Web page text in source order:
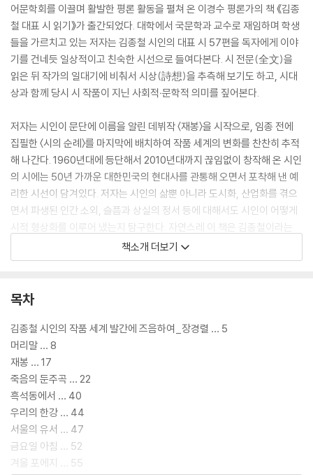
어문학회를 이끌며 활발한 평론 활동을 펼쳐 온 이경수 평론가의 책 《김종
철 대표 시 읽기》가 출간되었다. 대학에서 국문학과 교수로 재임하며 학생
들을 가르치고 있는 저자는 김종철 시인의 대표 시 57편을 독자에게 이야
기를 건네듯 일상적이고 친숙한 시선으로 들여다본다. 시 전문(全文)을
읽은 뒤 작가의 일대기에 비춰서 시상(詩想)을 추측해 보기도 하고, 시대
상과 함께 당시 시 작품이 지닌 사회적‧문학적 의미를 짚어본다.
저자는 시인이 문단에 이름을 알린 데뷔작 〈재봉〉을 시작으로, 임종 전에
집필한 〈시의 순례〉를 마지막에 배치하여 작품 세계의 변화를 찬찬히 추적
해 나간다. 1960년대에 등단해서 2010년대까지 끊임없이 창작해 온 시인
의 시에는 50년 가까운 대한민국의 현대사를 관통해 오면서 포착해 낸 예
리한 시선이 담겨있다. 저자는 시인의 삶뿐 아니라 도시화, 산업화를 겪으
면서 파생된 인간 소외, 슬픔과 상실의 정서 등에 대해서도 시인이 어떻게
시적 형상화를 이루어 냈는지 탐구한다. 자연스레 이 책은 김종철이라는
시인과 시인의 작품 세계에 대해 이해의 폭을 넓혀 줄 뿐 아니라 역동적이
고 다사다난한 현대사를 시적으로 고찰하는 데도 도움을 준다. 이 책에 담
하는 독자에게도, 김종철 시인의 시와 우리 현대사의 이면에 흐르던 사회
다.
책소개 더보기
목차
김종철 시인의 작품 세계 발간에 즈음하여_장경렬 … 5
머리말 … 8
재봉 … 17
죽음의 둔주곡 … 22
흑석동에서 … 40
우리의 한강 … 44
서울의 유서 … 47
금요일 아침 … 52
겨울 포에지 … 55